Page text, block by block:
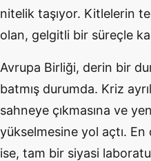
nitelik taşıyor. Kitlelerin
olan, gelgitli bir süreçle
Avrupa Birliği, derin bir
batmış durumda. Kriz
sahneye çıkmasına ve
yükselmesine yol açtı.
ise, tam bir siyasi